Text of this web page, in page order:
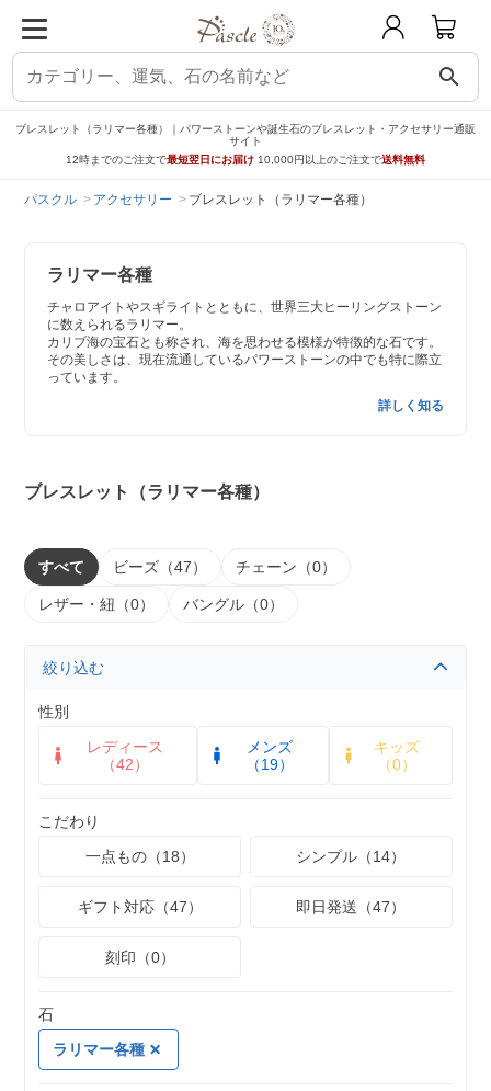
search
ブレスレット（ラリマー各種）｜パワーストーンや誕生石のブレスレット・アクセサリー通販
サイト
12時までのご注文で最短翌日にお届け 10,000円以上のご注文で送料無料
パスクル アクセサリー ブレスレット（ラリマー各種）
ラリマー各種
チャロアイトやスギライトとともに、世界三大ヒーリングストーン
に数えられるラリマー。
カリブ海の宝石とも称され、海を思わせる模様が特徴的な石です。
その美しさは、現在流通しているパワーストーンの中でも特に際立
っています。
詳しく知る
ブレスレット（ラリマー各種）
すべて ビーズ（47） チェーン（0）
レザー・紐（0） バングル（0）
絞り込む
性別
レディース
（42）
メンズ
（19）
キッズ
（0）
こだわり
一点もの（18）
シンプル（14）
ギフト対応（47） 即日発送（47）
刻印（0）
石
ラリマー各種